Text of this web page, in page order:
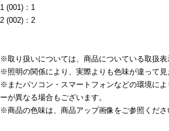
1 (001)：1
2 (002)：2
※取り扱いについては、商品についている取扱表
※照明の関係により、実際よりも色味が違って見
※またパソコン・スマートフォンなどの環境に
ーが異なる場合もございます。
※商品の色味は、商品アップ画像をご参照くださ